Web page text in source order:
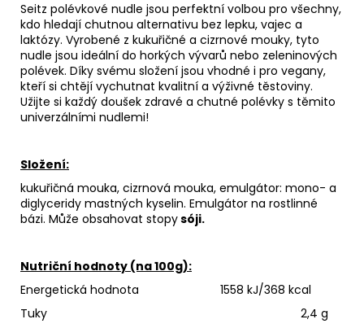
Seitz polévkové nudle jsou perfektní volbou pro všechny,
kdo hledají chutnou alternativu bez lepku, vajec a
laktózy. Vyrobené z kukuřičné a cizrnové mouky, tyto
nudle jsou ideální do horkých vývarů nebo zeleninových
polévek. Díky svému složení jsou vhodné i pro vegany,
kteří si chtějí vychutnat kvalitní a výživné těstoviny.
Užijte si každý doušek zdravé a chutné polévky s těmito
univerzálními nudlemi!
Složení:
kukuřičná mouka, cizrnová mouka, emulgátor: mono- a
diglyceridy mastných kyselin. Emulgátor na rostlinné
bázi. Může obsahovat stopysóji.
Nutriční hodnoty (na 100g):
Energetická hodnota 1558 kJ/368 kcal
Tuky 2,4 g